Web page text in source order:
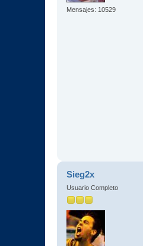
Mensajes: 10529
Sieg2x
Usuario Completo